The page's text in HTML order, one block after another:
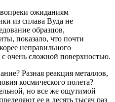
ожиданиям
из сплава Вуда не
образцов,
показало, что почти
неправильного
очень сложной поверхностью.
Разная реакция металлов,
космического полета?
но все же ощутимой
ее в десять тысяч раз